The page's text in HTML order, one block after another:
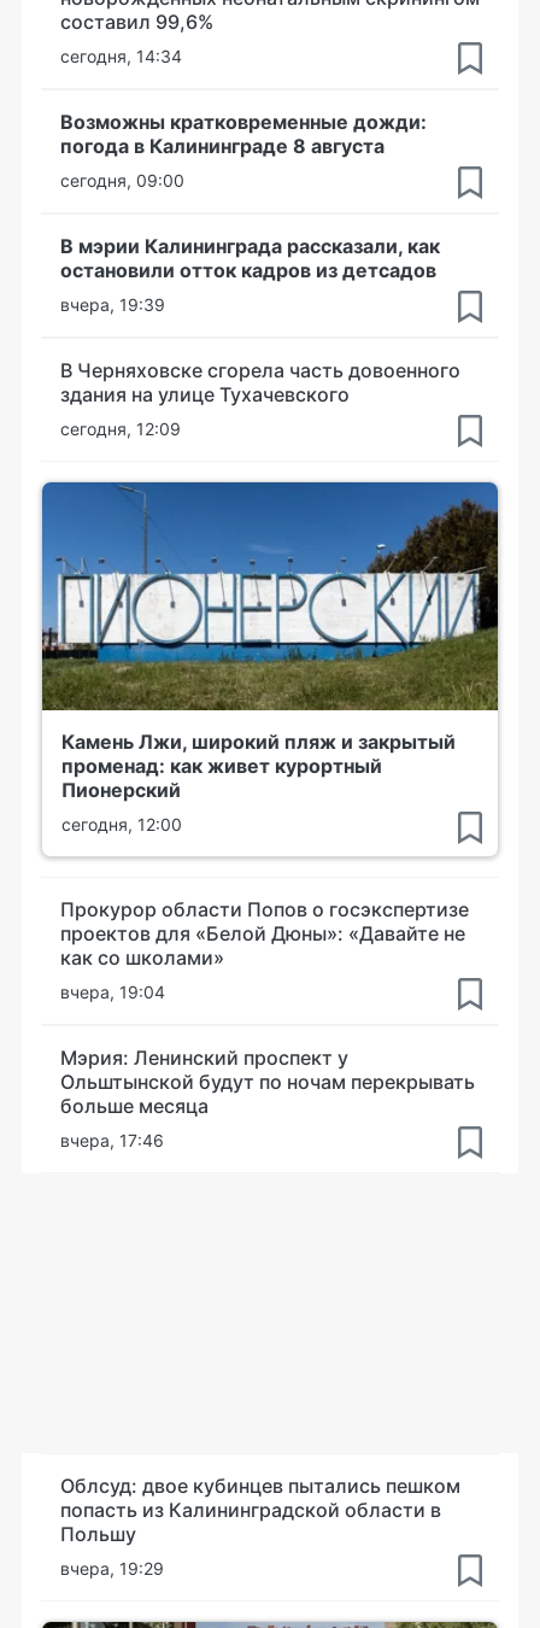
составил 99,6%
сегодня, 14:34
Возможны кратковременные дожди:
погода в Калининграде 8 августа
сегодня, 09:00
В мэрии Калининграда рассказали, как
остановили отток кадров из детсадов
вчера, 19:39
В Черняховске сгорела часть довоенного
здания на улице Тухачевского
сегодня, 12:09
Камень Лжи, широкий пляж и закрытый
променад: как живет курортный
Пионерский
сегодня, 12:00
Прокурор области Попов о госэкспертизе
проектов для «Белой Дюны»: «Давайте не
как со школами»
вчера, 19:04
Мэрия: Ленинский проспект у
Ольштынской будут по ночам перекрывать
больше месяца
вчера, 17:46
Облсуд: двое кубинцев пытались пешком
попасть из Калининградской области в
Польшу
вчера, 19:29